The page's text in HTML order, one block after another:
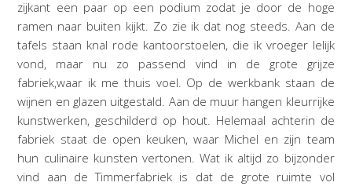
zijkant een paar op een podium zodat je door de hoge
ramen naar buiten kijkt. Zo zie ik dat nog steeds. Aan de
tafels staan knal rode kantoorstoelen, die ik vroeger lelijk
vond, maar nu zo passend vind in de grote grijze
fabriek,waar ik me thuis voel. Op de werkbank staan de
wijnen en glazen uitgestald. Aan de muur hangen kleurrijke
kunstwerken, geschilderd op hout. Helemaal achterin de
fabriek staat de open keuken, waar Michel en zijn team
hun culinaire kunsten vertonen. Wat ik altijd zo bijzonder
vind aan de Timmerfabriek is dat de grote ruimte vol